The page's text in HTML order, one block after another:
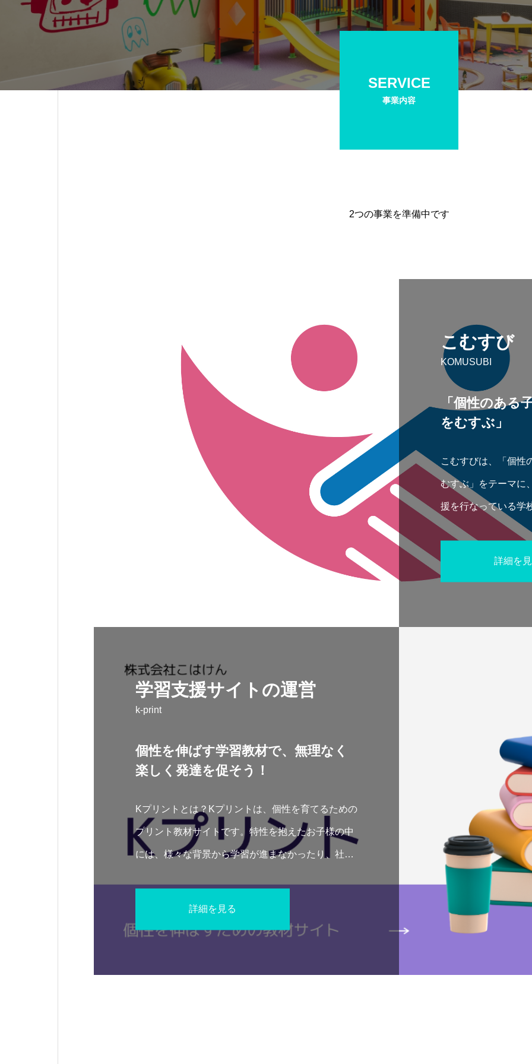
SERVICE
事業内容
2つの事業を準備中です
こむすび
KOMUSUBI
「個性のある
をむすぶ」
こむすびは、「個性
むすぶ」をテーマに
援を行なっている学
医療機関などを紹介
詳細を
学習支援サイトの運営
k-print
個性を伸ばす学習教材で、無理なく
楽しく発達を促そう！
Kプリントとは？Kプリントは、個性を育てるための
プリント教材サイトです。特性を抱えたお子様の中
には、様々な背景から学習が進まなかったり、社会
詳細を見る